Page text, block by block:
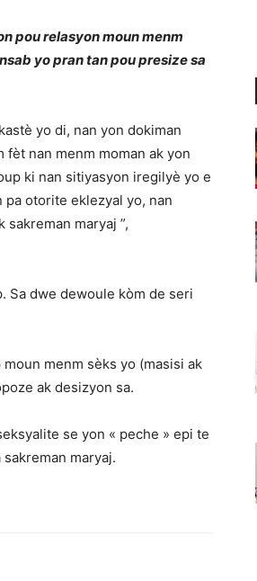
pou relasyon moun menm
yo pran tan pou presize sa
yo di, nan yon dokiman
fèt nan menm moman ak yon
ki nan sitiyasyon iregilyè yo e
otorite eklezyal yo, nan
maryaj ”,
Sa dwe dewoule kòm de seri
menm sèks yo (masisi ak
ak desizyon sa.
se yon « peche » epi te
maryaj.